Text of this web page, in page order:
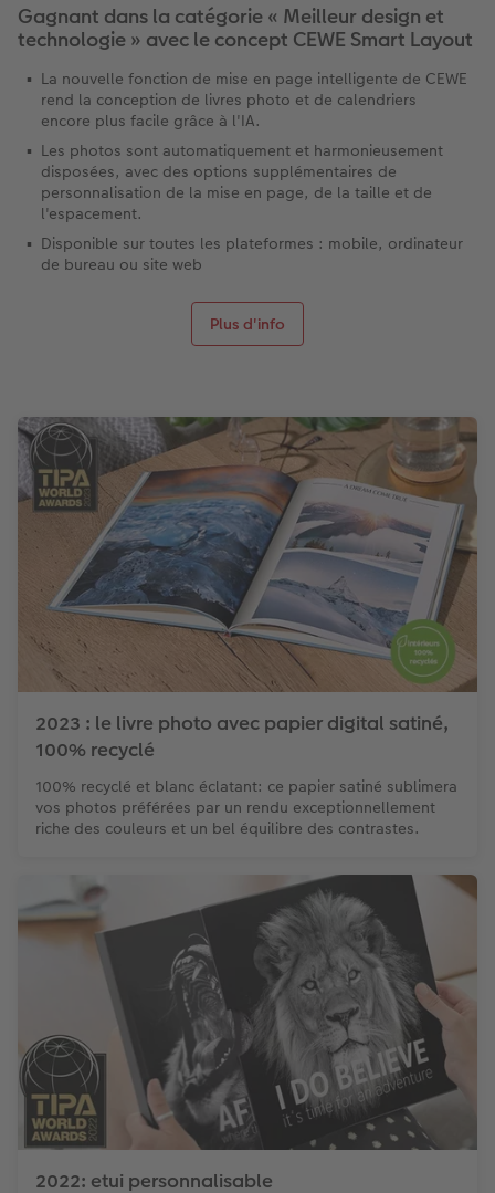
Gagnant dans la catégorie « Meilleur design et
technologie » avec le concept CEWE Smart Layout
La nouvelle fonction de mise en page intelligente de CEWE
rend la conception de livres photo et de calendriers
encore plus facile grâce à l'IA.
Les photos sont automatiquement et harmonieusement
disposées, avec des options supplémentaires de
personnalisation de la mise en page, de la taille et de
l'espacement.
Disponible sur toutes les plateformes : mobile, ordinateur
de bureau ou site web
Plus d'info
2023 : le livre photo avec papier digital satiné,
100% recyclé
100% recyclé et blanc éclatant: ce papier satiné sublimera
vos photos préférées par un rendu exceptionnellement
riche des couleurs et un bel équilibre des contrastes.
2022: etui personnalisable